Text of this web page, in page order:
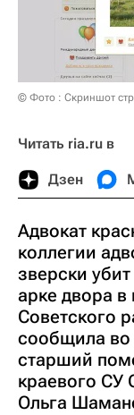
© Фото : Скриншот
Читать ria.ru в
Дзен
Адвокат
коллегии
зверски
арке двора
Советского
сообщила во
старший
краевого СУ
Ольга